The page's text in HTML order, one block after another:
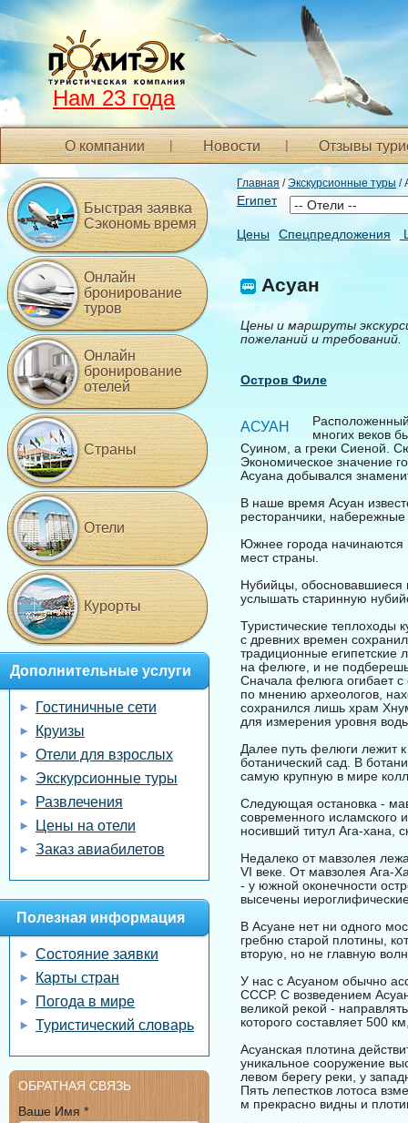
Нам 23 года
О компании Новости Отзывы
Главная /Экскурсионные туры /
Египет
Цены Спецпредложения
Асуан
Цены и маршруты
пожеланий и требований.
Остров Филе
АСУАН
многих веков
Суином, а греки Сиеной.
Экономическое значение
Асуана добывался
В наше время Асуан
ресторанчики,
Южнее города начинаются
мест страны.
Нубийцы, обосновавшиеся
услышать старинную
Туристические теплоходы
с древних времен
традиционные египетские
на фелюге, и не
Сначала фелюга огибает с
по мнению археологов,
сохранился лишь храм
для измерения уровня
Далее путь фелюги лежит
ботанический сад. В
самую крупную в мире
Следующая остановка -
современного исламского
носивший титул Ага-хана,
Недалеко от мавзолея
VI веке. От мавзолея Ага-
- у южной оконечности
высечены
В Асуане нет ни одного
гребню старой плотины,
вторую, но не главную
У нас с Асуаном обычно
СССР. С возведением
великой рекой -
которого составляет 500
Асуанская плотина
уникальное сооружение
левом берегу реки, у
Пять лепестков лотоса
м прекрасно видны и
Быстрая заявка
Сэкономь время
Онлайн
бронирование
туров
Онлайн
бронирование
отелей
Страны
Отели
Курорты
Дополнительные услуги
Гостиничные сети
Круизы
Отели для взрослых
Экскурсионные туры
Развлечения
Цены на отели
Заказ авиабилетов
Полезная информация
Состояние заявки
Карты стран
Погода в мире
Туристический словарь
ОБРАТНАЯ СВЯЗЬ
Ваше Имя *